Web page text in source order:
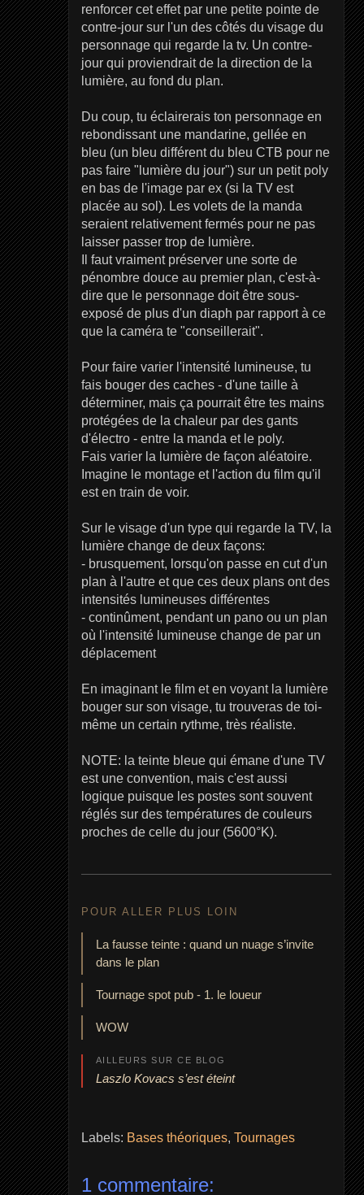
renforcer cet effet par une petite pointe de
contre-jour sur l'un des côtés du visage du
personnage qui regarde la tv. Un contre-
jour qui proviendrait de la direction de la
lumière, au fond du plan.
Du coup, tu éclairerais ton personnage en
rebondissant une mandarine, gellée en
bleu (un bleu différent du bleu CTB pour ne
pas faire "lumière du jour") sur un petit poly
en bas de l'image par ex (si la TV est
placée au sol). Les volets de la manda
seraient relativement fermés pour ne pas
laisser passer trop de lumière.
Il faut vraiment préserver une sorte de
pénombre douce au premier plan, c'est-à-
dire que le personnage doit être sous-
exposé de plus d'un diaph par rapport à ce
que la caméra te "conseillerait".
Pour faire varier l'intensité lumineuse, tu
fais bouger des caches - d'une taille à
déterminer, mais ça pourrait être tes mains
protégées de la chaleur par des gants
d'électro - entre la manda et le poly.
Fais varier la lumière de façon aléatoire.
Imagine le montage et l'action du film qu'il
est en train de voir.
Sur le visage d'un type qui regarde la TV, la
lumière change de deux façons:
- brusquement, lorsqu'on passe en cut d'un
plan à l'autre et que ces deux plans ont des
intensités lumineuses différentes
- continûment, pendant un pano ou un plan
où l'intensité lumineuse change de par un
déplacement
En imaginant le film et en voyant la lumière
bouger sur son visage, tu trouveras de toi-
même un certain rythme, très réaliste.
NOTE: la teinte bleue qui émane d'une TV
est une convention, mais c'est aussi
logique puisque les postes sont souvent
réglés sur des températures de couleurs
proches de celle du jour (5600°K).
POUR ALLER PLUS LOIN
La fausse teinte : quand un nuage s’invite
dans le plan
Tournage spot pub - 1. le loueur
WOW
AILLEURS SUR CE BLOG
Laszlo Kovacs s’est éteint
Labels: Bases théoriques, Tournages
1 commentaire: